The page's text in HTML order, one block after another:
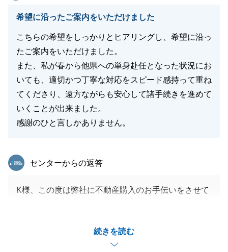
閉じる
希望に沿ったご案内をいただけました
こちらの希望をしっかりとヒアリングし、希望に沿っ
たご案内をいただけました。
また、私が春から他県への単身赴任となった状況にお
いても、適切かつ丁寧な対応をスピード感持って重ね
てくださり、遠方ながらも安心して諸手続きを進めて
いくことが出来ました。
感謝のひと言しかありません。
続きを読む
東急リバブル
センターからの返答
K様、この度は弊社に不動産購入のお手伝いをさせて
ことも多々あったかと思いますが、K様に諸手続きを
正確に進めていただけたことで無事最後のお引渡しま